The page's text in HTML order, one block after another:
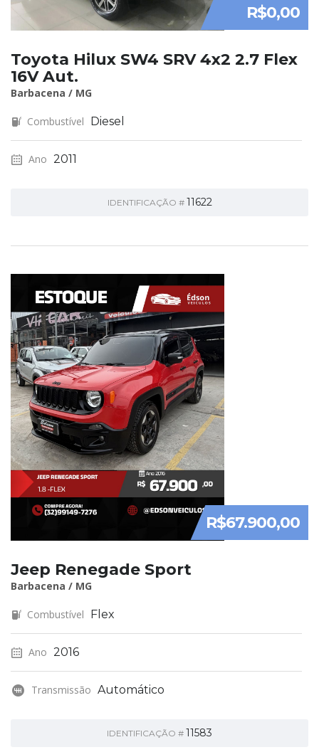
R$0,00
Toyota Hilux SW4 SRV 4x2 2.7 Flex
16V Aut.
Barbacena / MG
Combustível Diesel
Ano 2011
IDENTIFICAÇÃO # 11622
R$67.900,00
Jeep Renegade Sport
Barbacena / MG
Combustível Flex
Ano 2016
Transmissão Automático
IDENTIFICAÇÃO # 11583